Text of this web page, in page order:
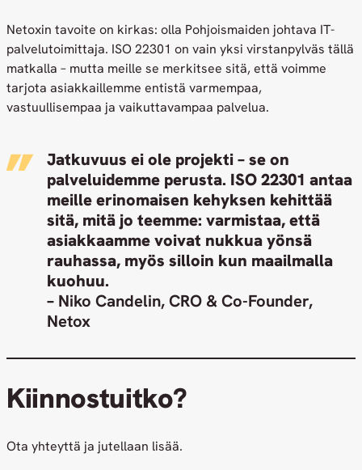
Netoxin tavoite on kirkas: olla Pohjoismaiden johtava IT-
palvelutoimittaja. ISO 22301 on vain yksi virstanpylväs tällä
matkalla – mutta meille se merkitsee sitä, että voimme
tarjota asiakkaillemme entistä varmempaa,
vastuullisempaa ja vaikuttavampaa palvelua.
Jatkuvuus ei ole projekti – se on
palveluidemme perusta. ISO 22301 antaa
meille erinomaisen kehyksen kehittää
sitä, mitä jo teemme: varmistaa, että
asiakkaamme voivat nukkua yönsä
rauhassa, myös silloin kun maailmalla
kuohuu.
– Niko Candelin, CRO & Co-Founder,
Netox
Kiinnostuitko?
Ota yhteyttä ja jutellaan lisää.